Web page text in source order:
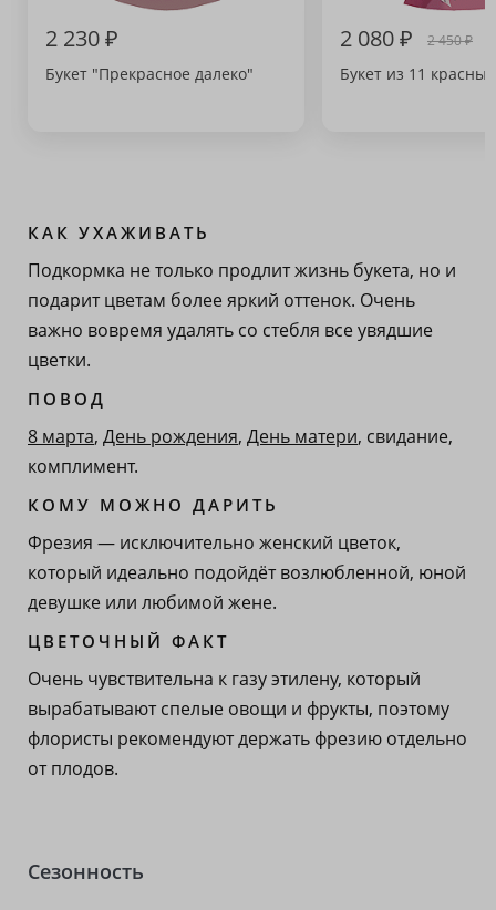
2 230 ₽
Букет "Прекрасное далеко"
2 080 ₽ 2 450 ₽
Букет из 11
КАК УХАЖИВАТЬ
Подкормка не только продлит жизнь букета, но и
подарит цветам более яркий оттенок. Очень
важно вовремя удалять со стебля все увядшие
цветки.
ПОВОД
8 марта, День рождения, День матери, свидание,
комплимент.
КОМУ МОЖНО ДАРИТЬ
Фрезия — исключительно женский цветок,
который идеально подойдёт возлюбленной, юной
девушке или любимой жене.
ЦВЕТОЧНЫЙ ФАКТ
Очень чувствительна к газу этилену, который
вырабатывают спелые овощи и фрукты, поэтому
флористы рекомендуют держать фрезию отдельно
от плодов.
Сезонность